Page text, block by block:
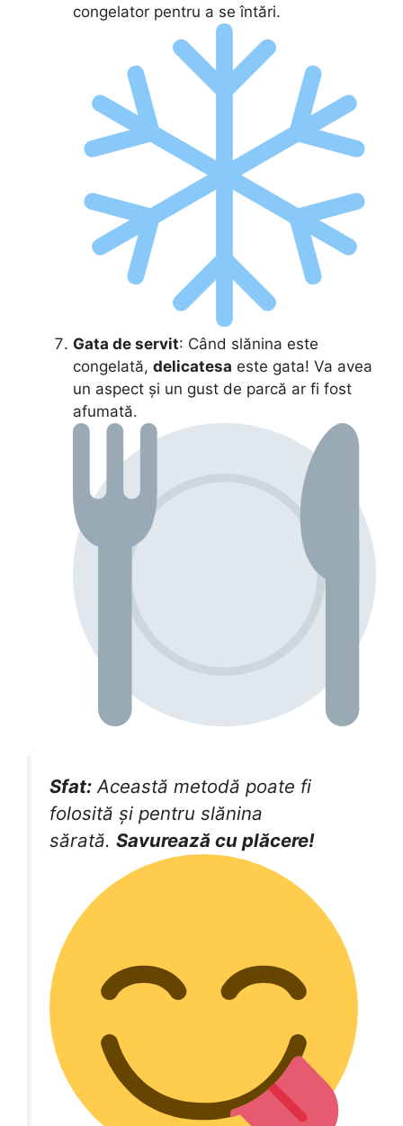
congelator pentru a se întări.
Gata de servit: Când slănina este
congelată, delicatesa este gata! Va avea
un aspect și un gust de parcă ar fi fost
afumată.
Sfat: Această metodă poate fi
folosită și pentru slănina
sărată. Savurează cu plăcere!